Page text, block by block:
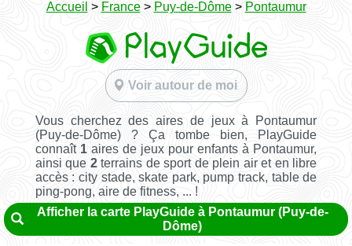
Accueil > France> Puy-de-Dôme> Pontaumur
Voir autour de moi
Vous cherchez des aires de jeux à Pontaumur
(Puy-de-Dôme) ? Ça tombe bien, PlayGuide
connaît 1aires de jeux pour enfants à Pontaumur,
ainsi que 2terrains de sport de plein air et en libre
accès : city stade, skate park, pump track, table de
ping-pong, aire de fitness, ... !
Afficher la carte PlayGuide à Pontaumur (Puy-de-
Dôme)